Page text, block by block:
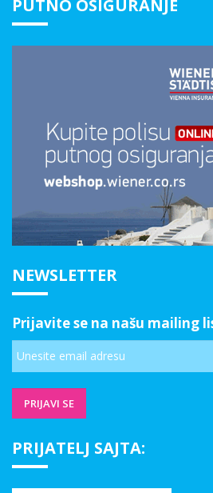
PUTNO OSIGURANJE
NEWSLETTER
Prijavite se na našu mailing
PRIJATELJ SAJTA: